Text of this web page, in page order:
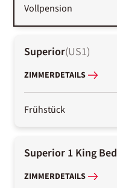
Vollpension
Superior(US1)
ZIMMERDETAILS
Frühstück
Superior 1 King Bed
ZIMMERDETAILS